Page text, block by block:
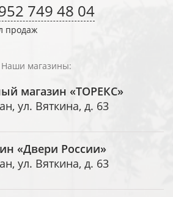
749 48 04
продаж
Наши магазины:
магазин «ТОРЕКС»
ул. Вяткина, д. 63
«Двери России»
ул. Вяткина, д. 63